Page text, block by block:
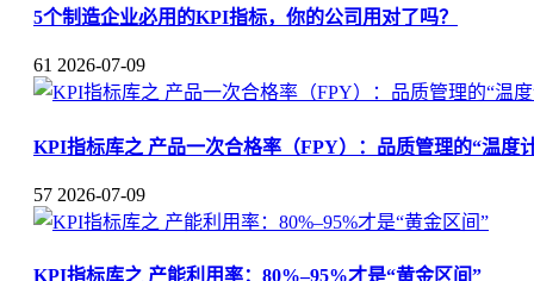
5个制造企业必用的KPI指标，你的公司用对了吗？
61 2026-07-09
KPI指标库之 产品一次合格率（FPY）：品质管理的“温度
57 2026-07-09
KPI指标库之 产能利用率：80%–95%才是“黄金区间”